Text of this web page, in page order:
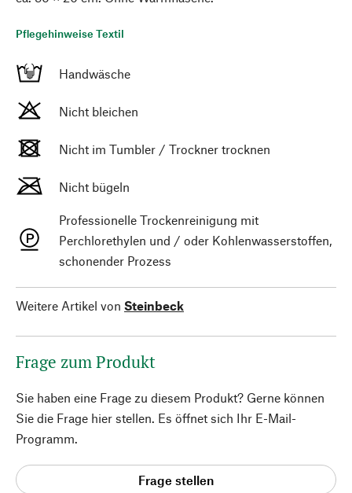
Pflegehinweise Textil
Handwäsche
Nicht bleichen
Nicht im Tumbler / Trockner trocknen
Nicht bügeln
Professionelle Trockenreinigung mit
Perchlorethylen und / oder Kohlenwasserstoffen,
schonender Prozess
Weitere Artikel von Steinbeck
Frage zum Produkt
Sie haben eine Frage zu diesem Produkt? Gerne können
Sie die Frage hier stellen. Es öffnet sich Ihr E-Mail-
Programm.
Frage stellen